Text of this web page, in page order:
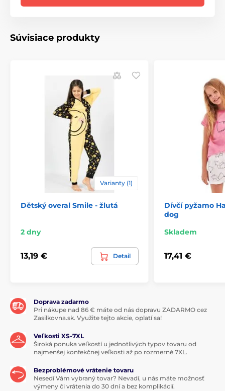
Súvisiace produkty
Varianty (1)
Dětský overal Smile - žlutá
2 dny
13,19 € Detail
Dívčí pyžamo
dog
Skladem
17,41 €
Doprava zadarmo
Pri nákupe nad 86 € máte od nás dopravu ZADARMO cez
Zasilkovna.sk. Využite tejto akcie, oplatí sa!
Veľkosti XS-7XL
Široká ponuka veľkostí u jednotlivých typov tovaru od
najmenšej konfekčnej veľkosti až po rozmerné 7XL.
Bezproblémové vrátenie tovaru
Nesedí Vám vybraný tovar? Nevadí, u nás máte možnosť
výmeny či vrátenia do 30 dní a bez komplikácií.